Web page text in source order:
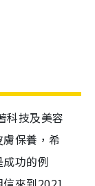
科技及美容
保養，希
功的例